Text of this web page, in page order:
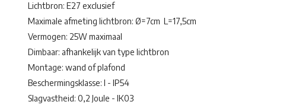
Lichtbron: E27 exclusief
Maximale afmeting lichtbron: Ø=7cm L=17,5cm
Vermogen: 25W maximaal
Dimbaar: afhankelijk van type lichtbron
Montage: wand of plafond
Beschermingsklasse: I - IP54
Slagvastheid: 0,2 Joule - IK03